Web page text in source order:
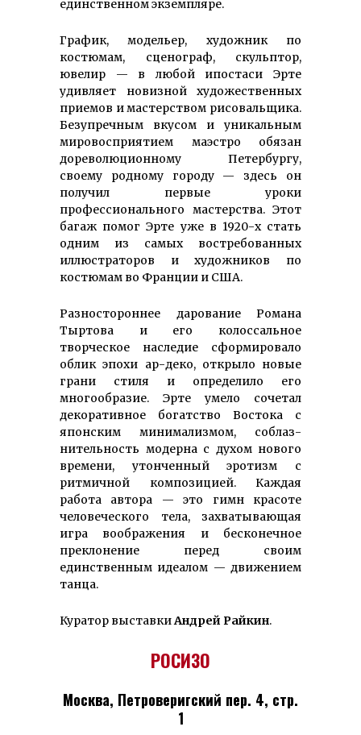
единственном экземпляре.
График, модельер, художник по
костюмам, сце­нограф, скульптор,
ювелир — в любой ипостаси Эрте
удивляет новизной художественных
приемов и мастерством рисовальщика.
Безупречным вкусом и уникальным
мировосприятием маэстро обязан
дореволюционному Петербургу,
своему родному городу — здесь он
получил первые уроки
профессионального мас­терства. Этот
багаж помог Эрте уже в 1920-х стать
одним из самых востре­бованных
иллюстраторов и художников по
костюмам во Франции и США.
Разностороннее дарование Романа
Тыртова и его колоссальное
творческое наследие сформировало
облик эпохи ар-деко, открыло новые
грани стиля и определило его
многообразие. Эрте умело сочетал
декоративное богатство Востока с
японским минимализмом, соблаз­
нительность модерна с духом нового
времени, утонченный эротизм с
ритмичной композицией. Каждая
работа автора — это гимн красоте
человеческого тела, захватывающая
игра воображения и бесконечное
преклонение перед своим
единственным идеалом — движением
танца.
Куратор выставкиАндрей Райкин.
РОСИЗО
Москва, Петроверигский пер. 4, стр.
1